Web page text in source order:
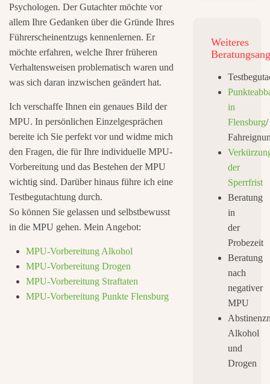
Psychologen. Der Gutachter möchte vor
allem Ihre Gedanken über die Gründe Ihres
Führerscheinentzugs kennenlernen. Er
möchte erfahren, welche Ihrer früheren
Verhaltensweisen problematisch waren und
was sich daran inzwischen geändert hat.
Ich verschaffe Ihnen ein genaues Bild der
MPU. In persönlichen Einzelgesprächen
bereite ich Sie perfekt vor und widme mich
den Fragen, die für Ihre individuelle MPU-
Vorbereitung und das Bestehen der MPU
wichtig sind. Darüber hinaus führe ich eine
Testbegutachtung durch.
So können Sie gelassen und selbstbewusst
in die MPU gehen. Mein Angebot:
MPU-Vorbereitung Alkohol
MPU-Vorbereitung Drogen
MPU-Vorbereitung Straftaten
MPU-Vorbereitung Punkte Flensburg
Weiteres
in
Flensburg/
der
Sperrfrist
Beratung
in
der
Probezeit
Beratung
nach
negativer
MPU
Alkohol
und
Drogen